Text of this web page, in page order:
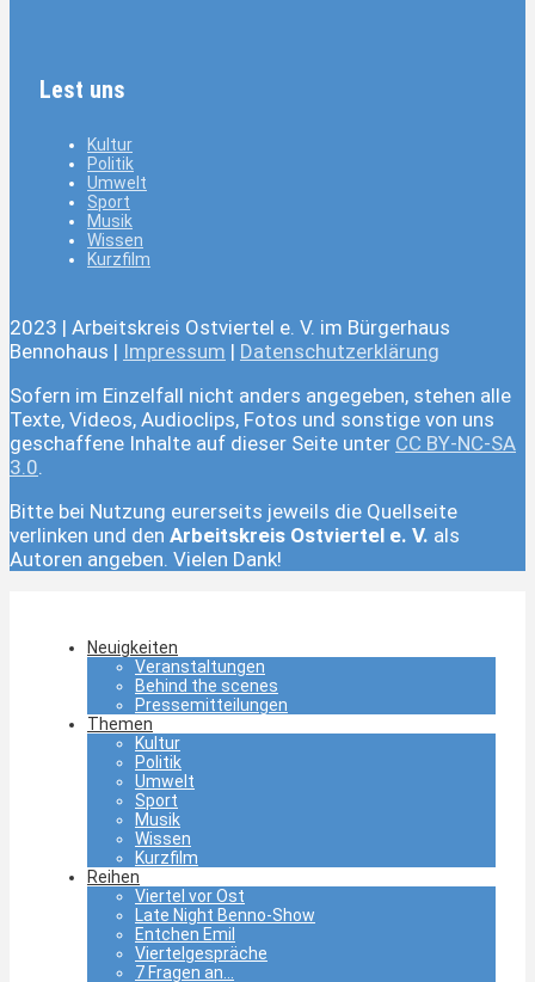
Lest uns
Kultur
Politik
Umwelt
Sport
Musik
Wissen
Kurzfilm
2023 | Arbeitskreis Ostviertel e. V. im Bürgerhaus
Bennohaus | Impressum | Datenschutzerklärung
Sofern im Einzelfall nicht anders angegeben, stehen alle
Texte, Videos, Audioclips, Fotos und sonstige von uns
geschaffene Inhalte auf dieser Seite unter CC BY-NC-SA
3.0.
Bitte bei Nutzung eurerseits jeweils die Quellseite
verlinken und den Arbeitskreis Ostviertel e. V. als
Autoren angeben. Vielen Dank!
Neuigkeiten
Veranstaltungen
Behind the scenes
Pressemitteilungen
Themen
Kultur
Politik
Umwelt
Sport
Musik
Wissen
Kurzfilm
Reihen
Viertel vor Ost
Late Night Benno-Show
Entchen Emil
Viertelgespräche
7 Fragen an…